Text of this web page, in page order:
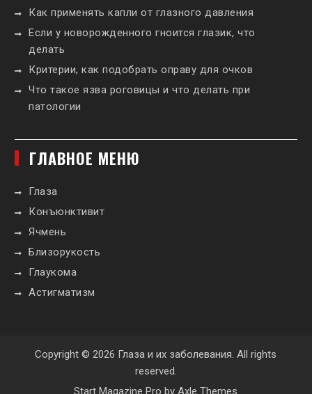
Как применять капли от глазного давления
Если у новорожденного гноится глазик, что
делать
Критерии, как подобрать оправу для очков
Что такое язва роговицы и что делать при
патологии
ГЛАВНОЕ МЕНЮ
Глаза
Конъюнктивит
Ячмень
Близорукость
Глаукома
Астигматизм
Copyright © 2026 Глаза и их заболевания. All rights
reserved.
Start Magazine Pro byAxle Themes